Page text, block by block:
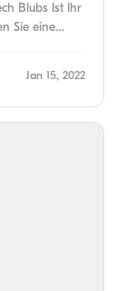
Blubs Ist Ihr
Sie eine…
Jan 15, 2022